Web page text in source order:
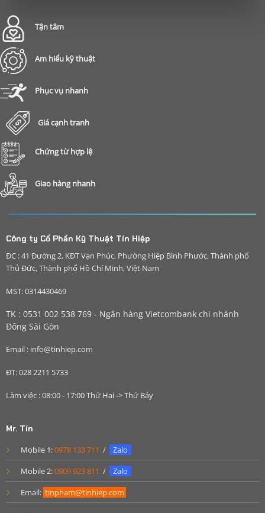
Tận tâm
Am hiểu kỹ thuật
Phục vụ nhanh
Giá cạnh tranh
Chứng từ hợp lệ
Giao hàng nhanh
Công ty Cổ Phần Kỹ Thuật Tín Hiệp
ĐC : 41 Đường 2, KĐT Vạn Phúc, Phường Hiệp Bình Phước, Thành phố
Thủ Đức, Thành phố Hồ Chí Minh, Việt Nam
MST: 0314430469
TK : 0531 002 538 769 - Ngân hàng Vietcombank chi nhánh
Đông Sài Gòn
Email : info@tinhiep.com
ĐT: 028 2211 5733
Làm việc : 08:00 - 17:00 Thứ Hai -> Thứ Bảy
Mr. Tín
Mobile 1:0978 133 711 /
Zalo
Mobile 2:0909 923 811 /
Zalo
Email: tinpham@tinhiep.com